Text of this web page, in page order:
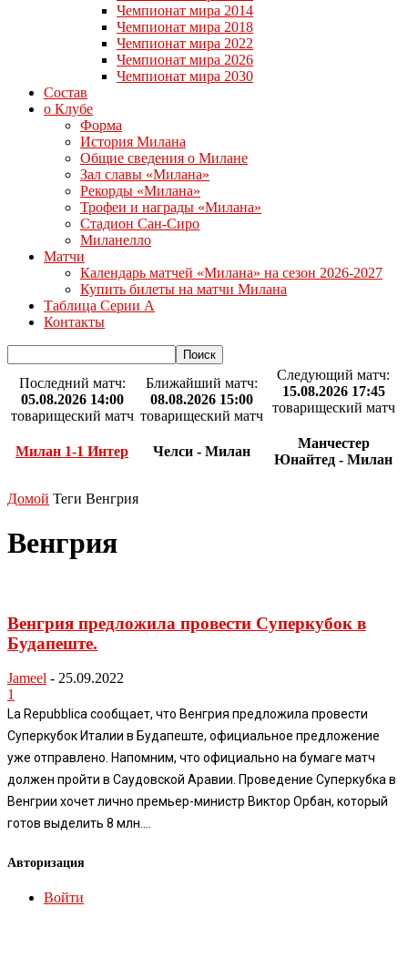
Чемпионат мира 2014
Чемпионат мира 2018
Чемпионат мира 2022
Чемпионат мира 2026
Чемпионат мира 2030
Состав
о Клубе
Форма
История Милана
Общие сведения о Милане
Зал славы «Милана»
Рекорды «Милана»
Трофеи и награды «Милана»
Стадион Сан-Сиро
Миланелло
Матчи
Календарь матчей «Милана» на сезон 2026-2027
Купить билеты на матчи Милана
Таблица Серии А
Контакты
Последний матч:
05.08.2026 14:00
товарищеский матч
Милан 1-1 Интер
Ближайший матч:
08.08.2026 15:00
товарищеский матч
Челси - Милан
Следующий матч:
15.08.2026 17:45
товарищеский матч
Манчестер
Юнайтед - Милан
Домой Теги Венгрия
Венгрия
Венгрия предложила провести Суперкубок в
Будапеште.
Jameel - 25.09.2022
1
La Repubblica сообщает, что Венгрия предложила провести
Суперкубок Италии в Будапеште, официальное предложение
уже отправлено. Напомним, что официально на бумаге матч
должен пройти в Саудовской Аравии. Проведение Суперкубка в
Венгрии хочет лично премьер-министр Виктор Орбан, который
готов выделить 8 млн....
Авторизация
Войти